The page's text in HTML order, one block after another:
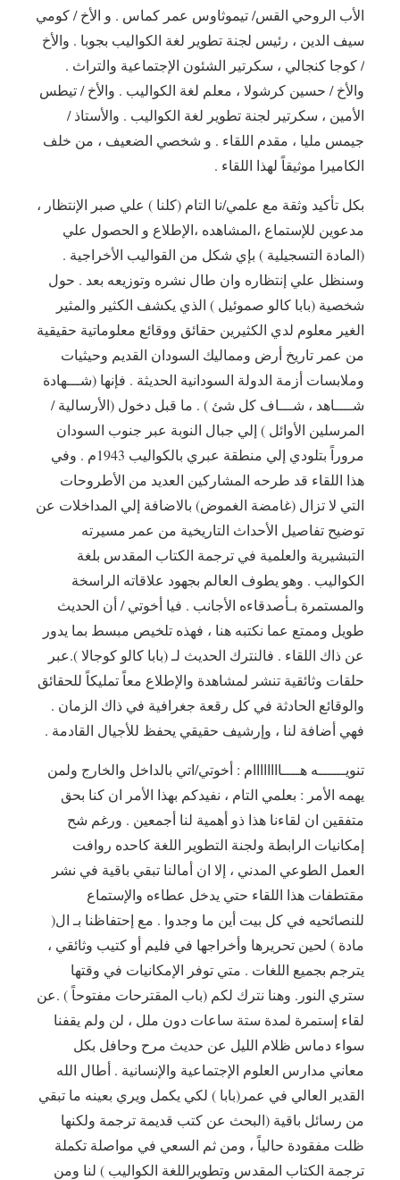
الأب الروحي القس/ تيموثاوس عمر كماس . و الأخ / كومي
سيف الدين ، رئيس لجنة تطوير لغة الكواليب بجوبا . والأخ
/ كوجا كنجالي ، سكرتير الشئون الإجتماعية والتراث .
والأخ / حسين كرشولا ، معلم لغة الكواليب . والأخ / تيطس
الأمين ، سكرتير لجنة تطوير لغة الكواليب . والأستاذ /
جيمس مليا ، مقدم اللقاء . و شخصي الضعيف ، من خلف
الكاميرا موثيقاً لهذا اللقاء .
بكل تأكيد وثقة مع علمي/نا التام (كلنا ) علي صبر الإنتظار ،
مدعوين للإستماع ،المشاهده ،الإطلاع و الحصول علي
(المادة التسجيلية ) بإي شكل من القواليب الأخراجية .
وسنظل علي إنتظاره وان طال نشره وتوزيعه بعد . حول
شخصية (بابا كالو صموئيل ) الذي يكشف الكثير والمثير
الغير معلوم لدي الكثيرين حقائق ووقائع معلوماتية حقيقية
من عمر تاريخ أرض ومماليك السودان القديم وحيثيات
وملابسات أزمة الدولة السودانية الحديثة . فإنها (شـــهادة
شــــاهد ، شـــاف كل شئ ) . ما قبل دخول (الأرسالية /
المرسلين الأوائل ) إلي جبال النوبة عبر جنوب السودان
مروراً بتلودي إلي منطقة عبري بالكواليب 1943م . وفي
هذا اللقاء قد طرحه المشاركين العديد من الأطروحات
التي لا تزال (غامضة الغموض) بالاضافة إلي المداخلات عن
توضيح تفاصيل الأحداث التاريخية من عمر مسيرته
التبشيرية والعلمية في ترجمة الكتاب المقدس بلغة
الكواليب . وهو يطوف العالم بجهود علاقاته الراسخة
والمستمرة بـأصدقاءه الأجانب . فيا أخوتي / أن الحديث
طويل وممتع عما نكتبه هنا ، فهذه تلخيص مبسط بما يدور
عن ذاك اللقاء . فالنترك الحديث لـ (بابا كالو كوجالا ).عبر
حلقات وثائقية تنشر لمشاهدة والإطلاع معاً تمليكاً للحقائق
والوقائع الحادثة في كل رقعة جغرافية في ذاك الزمان .
فهي أضافة لنا ، وإرشيف حقيقي يحفظ للأجيال القادمة .
تنويــــــه هــــاااااااام : أخوتي/اتي بالداخل والخارج ولمن
يهمه الأمر : بعلمي التام ، نفيدكم بهذا الأمر ان كنا بحق
متفقين ان لقاءنا هذا ذو أهمية لنا أجمعين . ورغم شح
إمكانيات الرابطة ولجنة التطوير اللغة كاحده روافت
العمل الطوعي المدني ، إلا ان أمالنا تبقي باقية في نشر
مقتطفات هذا اللقاء حتي يدخل عطاءه والإستماع
للنصائحيه في كل بيت أين ما وجدوا . مع إحتفاظنا بـ ال(
مادة ) لحين تحريرها وأخراجها في فليم أو كتيب وثائقي ،
يترجم بجميع اللغات . متي توفر الإمكانيات في وقتها
ستري النور. وهنا نترك لكم (باب المقترحات مفتوحاً ) .عن
لقاء إستمرة لمدة ستة ساعات دون ملل ، لن ولم يقفنا
سواء دماس ظلام الليل عن حديث مرح وحافل بكل
معاني مدارس العلوم الإجتماعية والإنسانية . أطال الله
القدير العالي في عمر(بابا ) لكي يكمل ويري بعينه ما تبقي
من رسائل باقية (البحث عن كتب قديمة ترجمة ولكنها
ظلت مفقودة حالياً ، ومن ثم السعي في مواصلة تكملة
ترجمة الكتاب المقدس وتطويراللغة الكواليب ) لنا ومن